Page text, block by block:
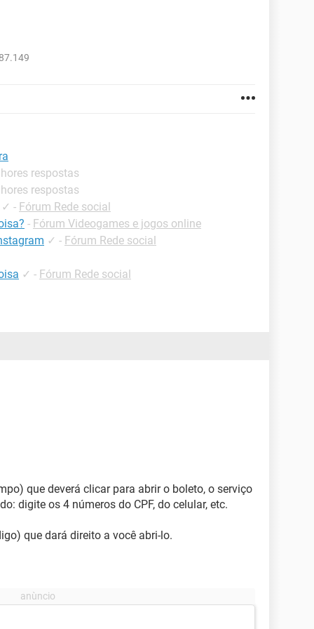
respostas
respostas
✓ - Fórum Rede social
- Fórum Videogames e jogos online
✓ - Fórum Rede social
✓ - Fórum Rede social
que deverá clicar para abrir o boleto, o serviço
digite os 4 números do CPF, do celular, etc.
que dará direito a você abri-lo.